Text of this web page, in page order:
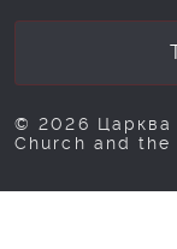
© 2026 Царква
Church and